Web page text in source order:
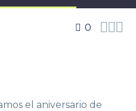
0 
el aniversario de